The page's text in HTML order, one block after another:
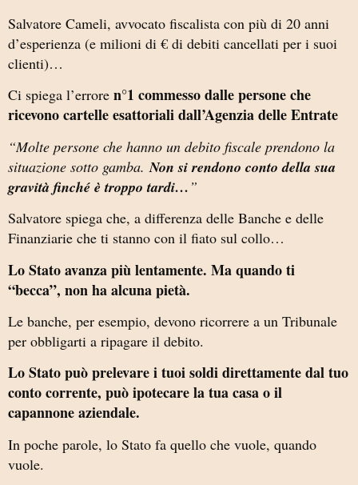
Salvatore Cameli, avvocato fiscalista con più di 20 anni
d’esperienza (e milioni di € di debiti cancellati per i suoi
clienti)…
Ci spiega l’errore n°1 commesso dalle persone che
ricevono cartelle esattoriali dall’Agenzia delle Entrate
“Molte persone che hanno un debito fiscale prendono la
situazione sotto gamba.Non si rendono conto della sua
gravità finché è troppo tardi… ”
Salvatore spiega che, a differenza delle Banche e delle
Finanziarie che ti stanno con il fiato sul collo…
Lo Stato avanza più lentamente. Ma quando ti
“becca”, non ha alcuna pietà.
Le banche, per esempio, devono ricorrere a un Tribunale
per obbligarti a ripagare il debito.
Lo Stato può prelevare i tuoi soldi direttamente dal tuo
conto corrente, può ipotecare la tua casa o il
capannone aziendale.
In poche parole, lo Stato fa quello che vuole, quando
vuole.